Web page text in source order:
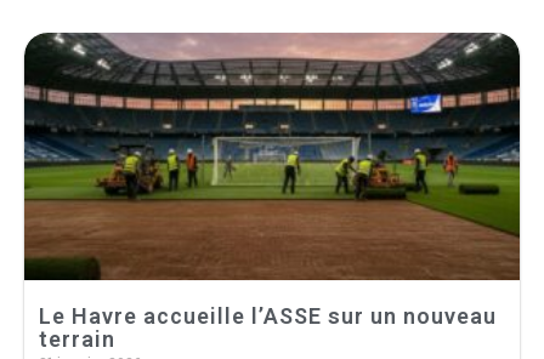
Le Havre accueille l’ASSE sur un nouveau
terrain